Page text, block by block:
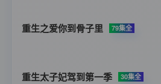
重生之爱你到骨子里 79集全
重生太子妃驾到第一季 30集全